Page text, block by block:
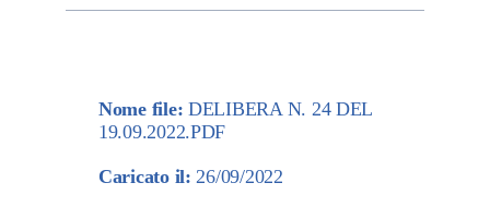
Nome file: DELIBERA N. 24 DEL
19.09.2022.PDF
Caricato il: 26/09/2022